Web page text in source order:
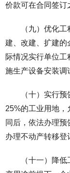
价款可在合同签订
（九）优化
建、改建、扩建的
际情况实行单位
施生产设备安装调
（十）实行
25%的工业用地，
同后，依法办理
办理不动产转移登
（十一）降